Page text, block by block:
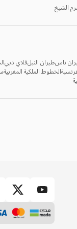
الشيخ
ناسطيران النيلفلاي دبي
الخطوط الملكية المغربية